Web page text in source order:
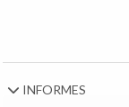
INFORMES